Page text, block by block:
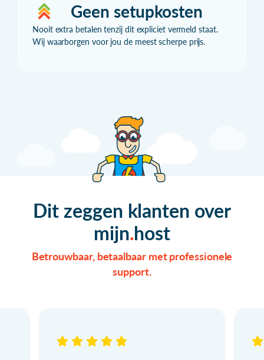
Geen setupkosten
Nooit extra betalen tenzij dit expliciet vermeld staat.
Wij waarborgen voor jou de meest scherpe prijs.
Dit zeggen klanten over
mijn host
Betrouwbaar, betaalbaar met professionele
support.